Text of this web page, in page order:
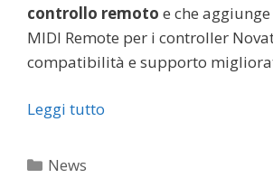
controllo remoto e che
MIDI Remote per i controller
compatibilità e supporto
Leggi tutto
Categorie
News